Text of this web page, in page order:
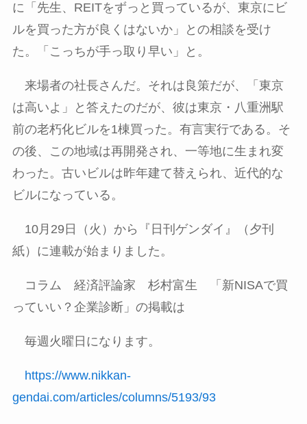
に「先生、 REITをずっと買っているが、東京にビ
ルを買った方が良くはないか」との相談を受け
た。「こっちが手っ取り早い」と。
来場者の社長さんだ。それは良策だが、「東京
は高いよ」と答えたのだが、彼は東京・八重洲駅
前の老朽化ビルを1棟買った。有言実行である。そ
の後、この地域は再開発され、一等地に生まれ変
わった。古いビルは昨年建て替えられ、近代的な
ビルになっている。
10月 29 日（火）から『日刊ゲンダイ』（夕刊
紙）に連載が始まりました。
コラム 経済評論家 杉村富生 「新NISAで買
っていい？企業診断」の掲載は
毎週火曜日になります。
https://www.nikkan-
gendai.com/articles/columns/5193/93